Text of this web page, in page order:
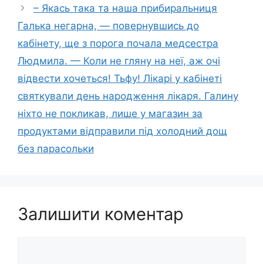
– Якась така та наша прибиральниця
Галька негарна, — повернувшись до
кабінету, ще з порога почала медсестра
Людмила. — Коли не гляну на неї, аж очі
відвести хочеться! Тьфу! Лікарі у кабінеті
святкували день народження лікаря. Галину
ніхто не покликав, лише у магазин за
продуктами відправили під холодний дощ
без парасольки
Залишити коментар